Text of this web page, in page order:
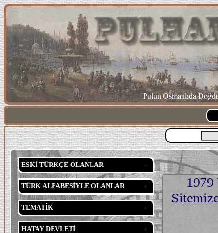
Pulun Osmanlıda
ESKİ TÜRKÇE OLANLAR
TÜRK ALFABESİYLE OLANLAR
TEMATİK
HATAY DEVLETİ
1979